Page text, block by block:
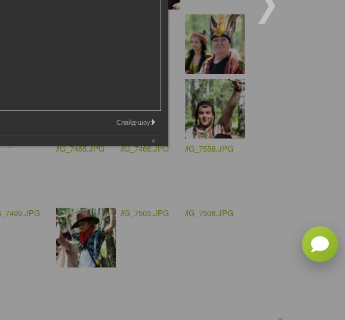
Слайд-шоу: